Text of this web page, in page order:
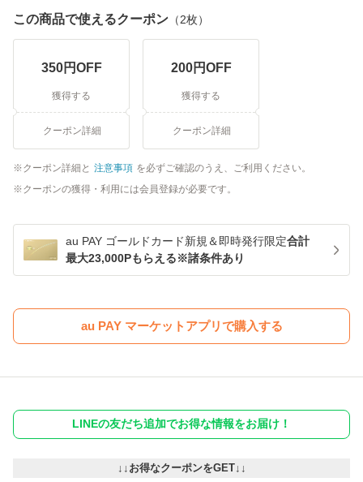
この商品で使えるクーポン （2枚）
350円OFF
獲得する
クーポン詳細
200円OFF
獲得する
クーポン詳細
クーポン詳細と 注意事項 を必ずご確認のうえ、ご利用ください。
クーポンの獲得・利用には会員登録が必要です。
au PAY ゴールドカード新規＆即時発行限定合計
最大23,000Pもらえる※諸条件あり
au PAY マーケットアプリで購入する
LINEの友だち追加でお得な情報をお届け！
↓↓お得なクーポンをGET↓↓